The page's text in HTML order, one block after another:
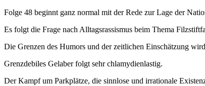
Folge 48 beginnt ganz normal mit der Rede zur Lage der
Es folgt die Frage nach Alltagsrassismus beim Thema
Die Grenzen des Humors und der zeitlichen Einschätzung
Grenzdebiles Gelaber folgt sehr chlamydienlastig.
Der Kampf um Parkplätze, die sinnlose und irrationale